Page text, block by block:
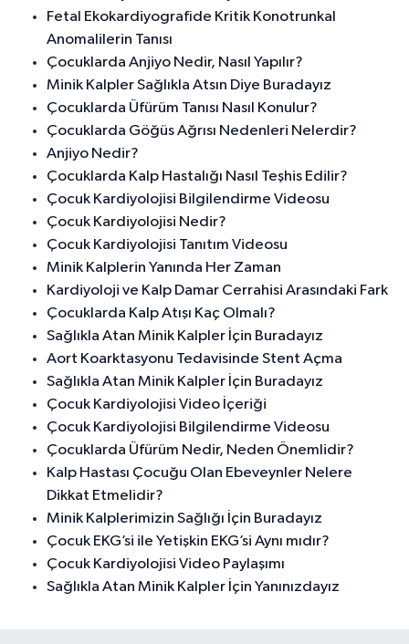
Fetal Ekokardiyografide Kritik Konotrunkal
Anomalilerin Tanısı
Çocuklarda Anjiyo Nedir, Nasıl Yapılır?
Minik Kalpler Sağlıkla Atsın Diye Buradayız
Çocuklarda Üfürüm Tanısı Nasıl Konulur?
Çocuklarda Göğüs Ağrısı Nedenleri Nelerdir?
Anjiyo Nedir?
Çocuklarda Kalp Hastalığı Nasıl Teşhis Edilir?
Çocuk Kardiyolojisi Bilgilendirme Videosu
Çocuk Kardiyolojisi Nedir?
Çocuk Kardiyolojisi Tanıtım Videosu
Minik Kalplerin Yanında Her Zaman
Kardiyoloji ve Kalp Damar Cerrahisi Arasındaki Fark
Çocuklarda Kalp Atışı Kaç Olmalı?
Sağlıkla Atan Minik Kalpler İçin Buradayız
Aort Koarktasyonu Tedavisinde Stent Açma
Sağlıkla Atan Minik Kalpler İçin Buradayız
Çocuk Kardiyolojisi Video İçeriği
Çocuk Kardiyolojisi Bilgilendirme Videosu
Çocuklarda Üfürüm Nedir, Neden Önemlidir?
Kalp Hastası Çocuğu Olan Ebeveynler Nelere
Dikkat Etmelidir?
Minik Kalplerimizin Sağlığı İçin Buradayız
Çocuk EKG’si ile Yetişkin EKG’si Aynı mıdır?
Çocuk Kardiyolojisi Video Paylaşımı
Sağlıkla Atan Minik Kalpler İçin Yanınızdayız